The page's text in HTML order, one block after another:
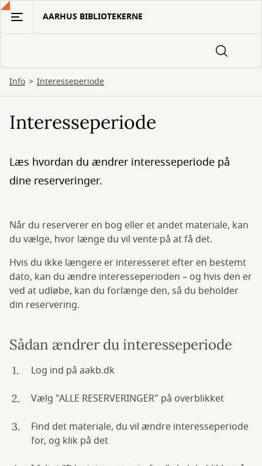
Gå
hovedindhold
AARHUS BIBLIOTEKERNE
Info Interesseperiode
Interesseperiode
Læs hvordan du ændrer interesseperiode på
dine reserveringer.
Når du reserverer en bog eller et andet materiale, kan
du vælge, hvor længe du vil vente på at få det.
Hvis du ikke længere er interesseret efter en bestemt
dato, kan du ændre interesseperioden – og hvis den er
ved at udløbe, kan du forlænge den, så du beholder
din reservering.
Sådan ændrer du interesseperiode
Log ind på aakb.dk
Vælg "ALLE RESERVERINGER" på overblikket
Find det materiale, du vil ændre interesseperiode
for, og klik på det